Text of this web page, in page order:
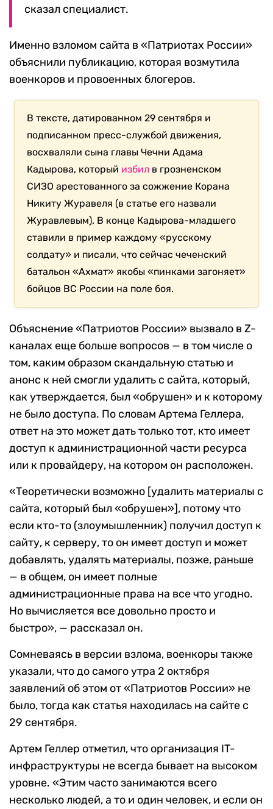
сказал специалист.
Именно взломом сайта в «Патриотах России»
объяснили публикацию, которая возмутила
военкоров и провоенных блогеров.
В тексте, датированном 29 сентября и
подписанном пресс-службой движения,
восхваляли сына главы Чечни Адама
Кадырова, который избил в грозненском
СИЗО арестованного за сожжение Корана
Никиту Журавеля (в статье его назвали
Журавлевым). В конце Кадырова-младшего
ставили в пример каждому «русскому
солдату» и писали, что сейчас чеченский
батальон «Ахмат» якобы «пинками загоняет»
бойцов ВС России на поле боя.
Объяснение «Патриотов России» вызвало в Z-
каналах еще больше вопросов — в том числе о
том, каким образом скандальную статью и
анонс к ней смогли удалить с сайта, который,
как утверждается, был «обрушен» и к которому
не было доступа. По словам Артема Геллера,
ответ на это может дать только тот, кто имеет
доступ к администрационной части ресурса
или к провайдеру, на котором он расположен.
«Теоретически возможно [удалить материалы с
сайта, который был «обрушен»], потому что
если кто-то (злоумышленник) получил доступ к
сайту, к серверу, то он имеет доступ и может
добавлять, удалять материалы, позже, раньше
— в общем, он имеет полные
администрационные права на все что угодно.
Но вычисляется все довольно просто и
быстро», — рассказал он.
Сомневаясь в версии взлома, военкоры также
указали, что до самого утра 2 октября
заявлений об этом от «Патриотов России» не
было, тогда как статья находилась на сайте с
29 сентября.
Артем Геллер отметил, что организация IT-
инфраструктуры не всегда бывает на высоком
уровне. «Этим часто занимаются всего
несколько людей, а то и один человек, и если он